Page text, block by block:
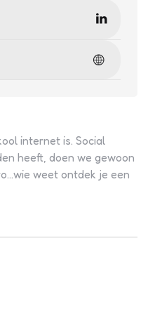
internet is. Social
heeft, doen we gewoon
weet ontdek je een